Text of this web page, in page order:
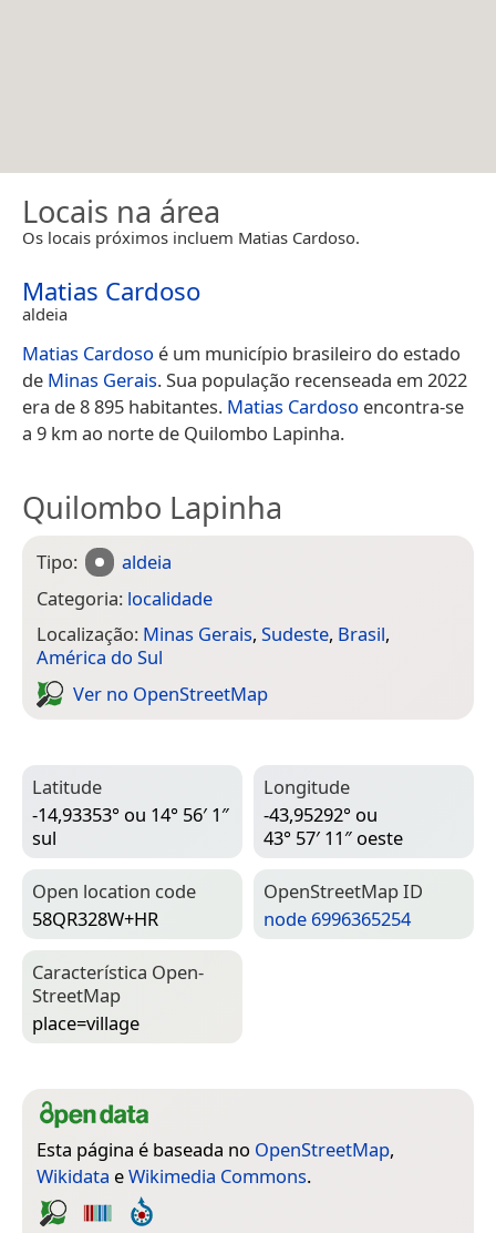
Locais na área
Os locais próximos incluem Matias Cardoso.
Matias Cardoso
aldeia
Matias Cardoso é um município brasileiro do estado
de Minas Gerais. Sua população recenseada em 2022
era de 8 895 habitantes. Matias Cardoso encontra-se
a 9 km ao norte de Quilombo Lapinha.
Quilombo Lapinha
Tipo:
aldeia
Categoria: localidade
Localização: Minas Gerais, Sudeste, Brasil,
América do Sul
Ver no Open­Street­Map
Latitude
-14,93353° ou 14° 56′ 1″
sul
Longitude
-43,95292° ou
43° 57′ 11″ oeste
Open location code
58QR328W+HR
Open­Street­Map ID
node 6996365254
Característica Open­
Street­Map
place=­village
Esta página é baseada no OpenStreetMap,
Wikidata eWikimedia Commons.